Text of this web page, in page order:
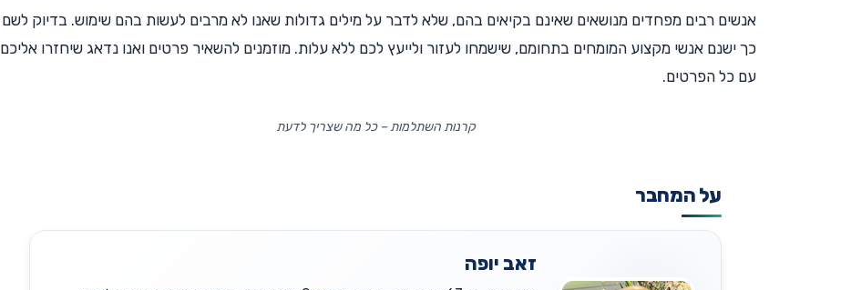
אנשים רבים מפחדים מנושאים שאינם בקיאים בהם, שלא לדבר על מילים גדולות שאנו לא מרבים לעשות בהם שימוש. בדיוק לשם
כך ישנם אנשי מקצוע המומחים בתחומם, שישמחו לעזור ולייעץ לכם ללא עלות. מוזמנים להשאיר פרטים ואנו נדאג שיחזרו אליכם
עם כל הפרטים.
קרנות השתלמות – כל מה שצריך לדעת
על המחבר
זאב יופה